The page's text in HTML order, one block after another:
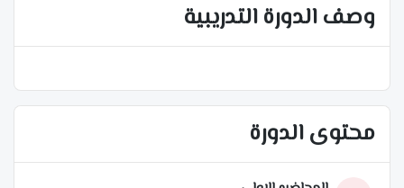
وصف الدورة التدريبية
محتوى الدورة